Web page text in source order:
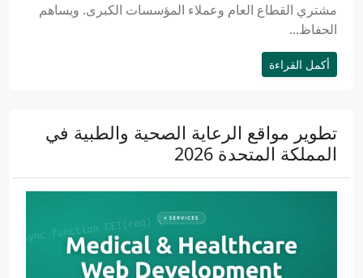
مشتري القطاع العام وعملاء المؤسسات الكبرى. ويساهم
الحفاظ...
أكمل القراءة
تطوير مواقع الرعاية الصحية والطبية في
المملكة المتحدة 2026